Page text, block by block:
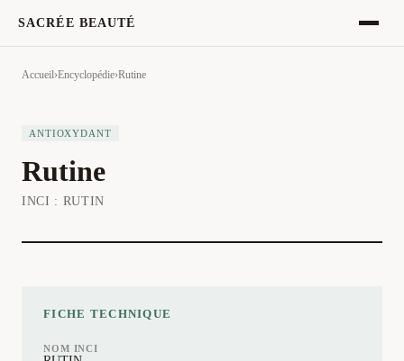
SACRÉE BEAUTÉ
Accueil›Encyclopédie›Rutine
ANTIOXYDANT
Rutine
INCI : RUTIN
FICHE TECHNIQUE
NOM INCI